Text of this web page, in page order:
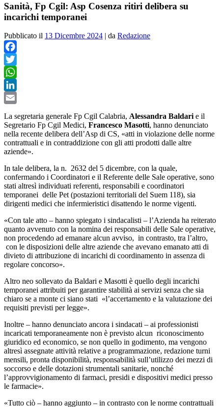
Sanità, Fp Cgil: Asp Cosenza ritiri delibera su
incarichi temporanei
Pubblicato il 13 Dicembre 2024 | da Redazione
Facebook
Twitter
WhatsApp
LinkedIn
La segretaria generale Fp Cgil Calabria, Alessandra Baldarie il
Segretario Fp Cgil Medici, Francesco Masotti, hanno denunciato
nella recente delibera dell’Asp di CS, «atti in violazione delle norme
contrattuali e in contraddizione con gli atti prodotti dalle altre
aziende».
In tale delibera, la n. 2632 del 5 dicembre, con la quale,
confermando i Coordinatori e il Referente delle Sale operative, sono
stati altresì individuati referenti, responsabili e coordinatori
temporanei delle Pet (postazioni territoriali del Suem 118), sia
dirigenti medici che infermieristici disattendo le norme vigenti.
«Con tale atto – hanno spiegato i sindacalisti – l’Azienda ha reiterato
quanto avvenuto con la nomina dei responsabili delle Sale operative,
non procedendo ad emanare alcun avviso, in contrasto, tra l’altro,
con le disposizioni delle altre aziende che avevano emanato atti di
divieto di attribuzione di incarichi di coordinamento in assenza di
regolare concorso».
Altro neo sollevato da Baldari e Masotti è quello degli incarichi
temporanei attribuiti per garantire stabilità ai servizi senza che sia
chiaro se a monte ci siano stati «l’accertamento e la valutazione dei
requisiti previsti per legge».
Inoltre – hanno denunciato ancora i sindacati – ai professionisti
incaricati temporaneamente non è previsto alcun riconoscimento
giuridico ed economico, se non quello in godimento, ma vengono
altresì assegnate attività relative a programmazione, redazione turni
mensili, pronta disponibilità, responsabilità sull’utilizzo dei mezzi di
soccorso e delle dotazioni strumentali sanitarie, nonché
l’approvvigionamento di farmaci, presidi e dispositivi medici presso
le farmacie».
«Tutto ciò – hanno aggiunto – in contrasto con le norme contrattuali